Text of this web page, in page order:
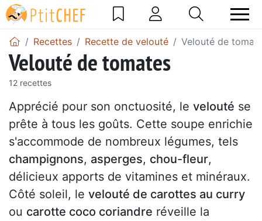
Recettes Recette de velouté Velouté de
Velouté de tomates
12 recettes
Apprécié pour son onctuosité, le velouté se
prête à tous les goûts. Cette soupe enrichie
s'accommode de nombreux légumes, tels
champignons, asperges, chou-fleur,
délicieux apports de vitamines et minéraux.
Côté soleil, le velouté de carottes au curry
ou carotte coco coriandre réveille la